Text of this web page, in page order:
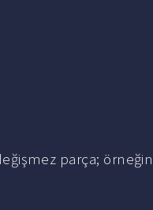
parça; örneğin